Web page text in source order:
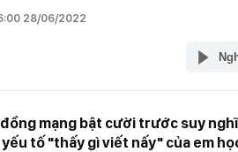
28/06/2022
mạng bật cười trước suy
tố "thấy gì viết nấy" của em